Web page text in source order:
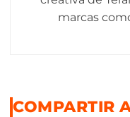
marcas
COMPARTIR